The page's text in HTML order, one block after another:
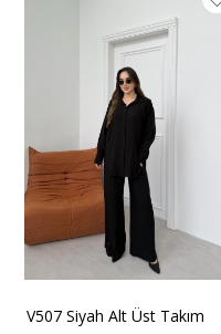
V507 Siyah Alt Üst Takım